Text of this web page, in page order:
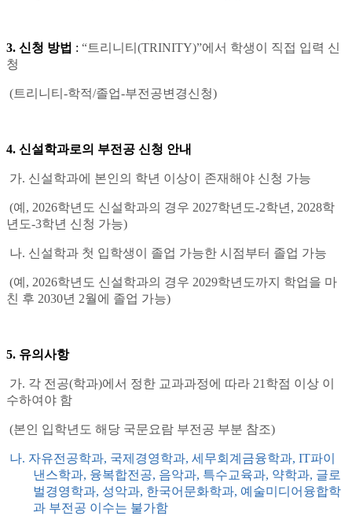
3. 신청 방법 : “트리니티 (TRINITY)”에서 학생이 직접 입력 신
청
(트리니티 -학적/졸업-부전공변경신청)
4. 신설학과로의 부전공 신청 안내
가. 신설학과에 본인의 학년 이상이 존재해야 신청 가능
(예 , 2026학년도 신설학과의 경우 2027학년도-2학년 , 2028학
년도-3학년 신청 가능)
나. 신설학과 첫 입학생이 졸업 가능한 시점부터 졸업 가능
(예 , 2026학년도 신설학과의 경우 2029학년도까지 학업을 마
친 후 2030년 2월에 졸업 가능)
5. 유의사항
가. 각 전공(학과)에서 정한 교과과정에 따라 21 학점 이상 이
수하여야 함
(본인 입학년도 해당 국문요람 부전공 부분 참조)
나. 자유전공학과, 국제경영학과, 세무회계금융학과, IT파이
낸스학과, 융복합전공, 음악과, 특수교육과, 약학과, 글로
벌경영학과, 성악과, 한국어문화학과, 예술미디어융합학
과 부전공 이수는 불가함